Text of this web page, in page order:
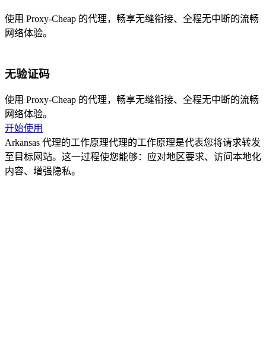
使用 Proxy-Cheap 的代理，畅享无缝衔接、全程无中断的流畅
网络体验。
无验证码
使用 Proxy-Cheap 的代理，畅享无缝衔接、全程无中断的流畅
网络体验。
开始使用
Arkansas 代理的工作原理代理的工作原理是代表您将请求转发
至目标网站。这一过程使您能够：应对地区要求、访问本地化
内容、增强隐私。